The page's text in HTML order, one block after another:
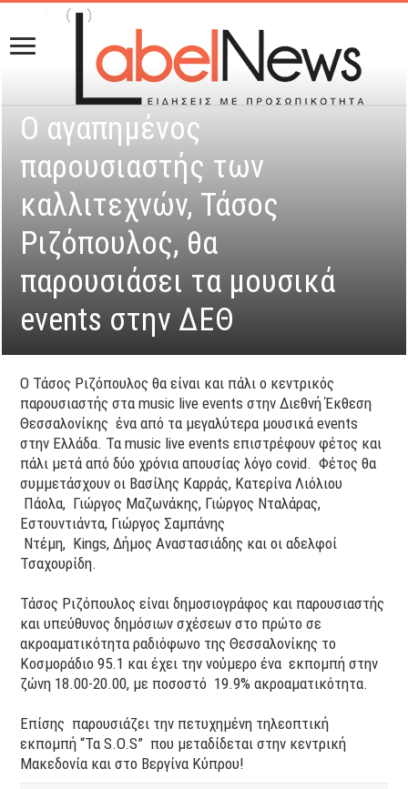
Ο αγαπημένος
παρουσιαστής των
καλλιτεχνών, Τάσος
Ριζόπουλος, θα
παρουσιάσει τα μουσικά
events στην ΔΕΘ
O Τάσος Ριζόπουλος θα είναι και πάλι ο κεντρικός
παρουσιαστής στα music live events στην Διεθνή Έκθεση
Θεσσαλονίκης ένα από τα μεγαλύτερα μουσικά events
στην Ελλάδα. Τα music live events επιστρέφουν φέτος και
πάλι μετά από δύο χρόνια απουσίας λόγο covid. Φέτος θα
συμμετάσχουν οι Βασίλης Καρράς, Κατερίνα Λιόλιου
Πάολα, Γιώργος Μαζωνάκης, Γιώργος Νταλάρας,
Εστουντιάντα, Γιώργος Σαμπάνης
Ντέμη, Kings, Δήμος Αναστασιάδης και οι αδελφοί
Τσαχουρίδη.
Τάσος Ριζόπουλος είναι δημοσιογράφος και παρουσιαστής
και υπεύθυνος δημόσιων σχέσεων στο πρώτο σε
ακροαματικότητα ραδιόφωνο της Θεσσαλονίκης το
Κοσμοράδιο 95.1 και έχει την νούμερο ένα εκπομπή στην
ζώνη 18.00-20.00, με ποσοστό 19.9% ακροαματικότητα.
Επίσης παρουσιάζει την πετυχημένη τηλεοπτική
εκπομπή “Τα S.O.S” που μεταδίδεται στην κεντρική
Μακεδονία και στο Βεργίνα Κύπρου!